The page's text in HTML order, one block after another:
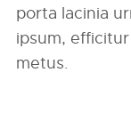
porta lacinia
ipsum,
metus.